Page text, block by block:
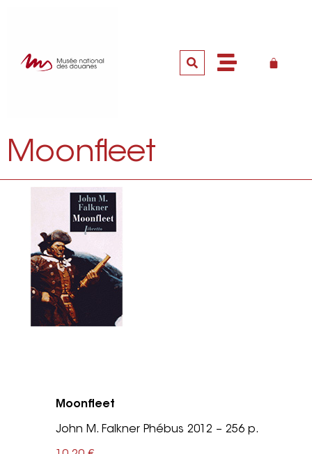
Moonfleet
Moonfleet
John M. Falkner Phébus 2012 – 256 p.